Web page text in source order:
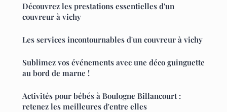
Découvrez les prestations essentielles d'un
couvreur à vichy
Les services incontournables d'un couvreur à vichy
Sublimez vos événements avec une déco guinguette
au bord de marne !
Activités pour bébés à Boulogne Billancourt :
retenez les meilleures d'entre elles